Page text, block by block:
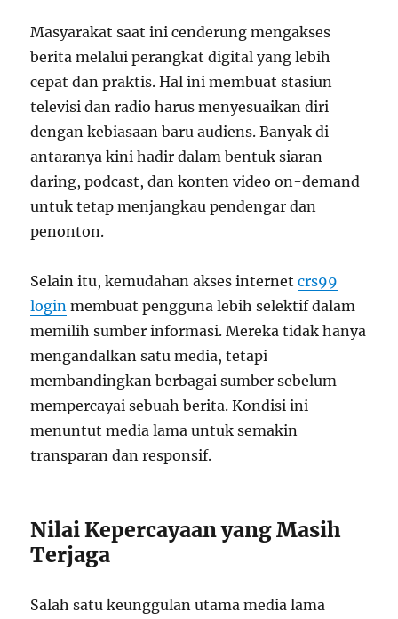
Masyarakat saat ini cenderung mengakses
berita melalui perangkat digital yang lebih
cepat dan praktis. Hal ini membuat stasiun
televisi dan radio harus menyesuaikan diri
dengan kebiasaan baru audiens. Banyak di
antaranya kini hadir dalam bentuk siaran
daring, podcast, dan konten video on-demand
untuk tetap menjangkau pendengar dan
penonton.
Selain itu, kemudahan akses internetcrs99
login membuat pengguna lebih selektif dalam
memilih sumber informasi. Mereka tidak hanya
mengandalkan satu media, tetapi
membandingkan berbagai sumber sebelum
mempercayai sebuah berita. Kondisi ini
menuntut media lama untuk semakin
transparan dan responsif.
Nilai Kepercayaan yang Masih
Terjaga
Salah satu keunggulan utama media lama